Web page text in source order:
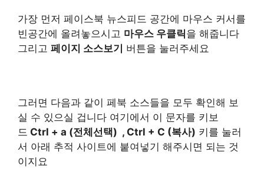
가장 먼저 페이스북 뉴스피드 공간에 마우스 커서를
빈공간에 올려놓으시고 마우스 우클릭을 해줍니다
그리고 페이지 소스보기 버튼을 눌러주세요
그러면 다음과 같이 페북 소스들을 모두 확인해 보
실 수 있으실 겁니다 여기에서 이 문자를 키보
드 Ctrl + a (전체선택) , Ctrl + C (복사) 키를 눌러
서 아래 추적 사이트에 붙여넣기 해주시면 되는 것
이지요